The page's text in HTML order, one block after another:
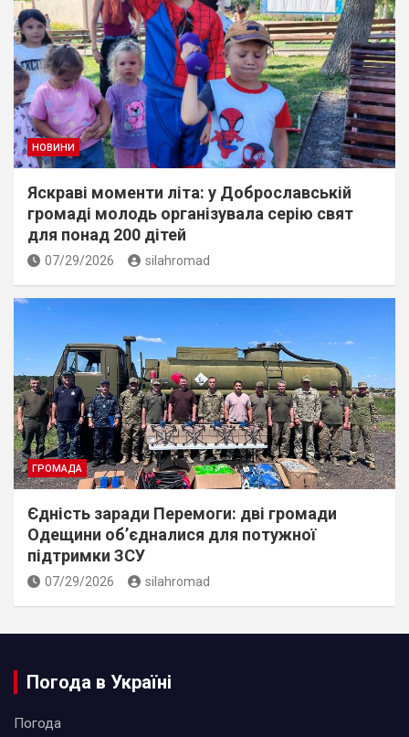
НОВИНИ
Яскраві моменти літа: у Доброславській
громаді молодь організувала серію свят
для понад 200 дітей
07/29/2026 silahromad
ГРОМАДА
Єдність заради Перемоги: дві громади
Одещини об’єдналися для потужної
підтримки ЗСУ
07/29/2026 silahromad
Погода в Україні
Погода